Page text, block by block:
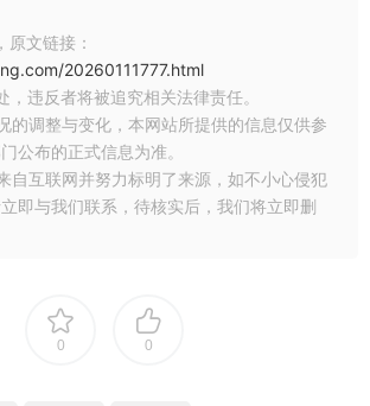
原文链接：
20260111777.html
，违反者将被追究相关法律责任。
的调整与变化，本网站所提供的信息仅供参
公布的正式信息为准。
自互联网并努力标明了来源，如不小心侵犯
即与我们联系，待核实后，我们将立即删
0 0